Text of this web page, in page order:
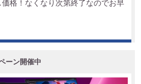
格！なくなり次第終了なのでお早
ーン開催中